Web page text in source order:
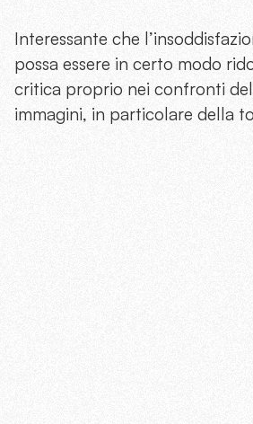
Interessante che
possa essere in certo modo
critica proprio nei confronti
immagini, in particolare della